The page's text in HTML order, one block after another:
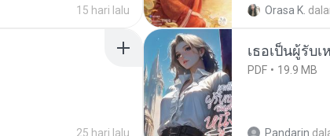
15 hari lalu Orasa K.
25 hari lalu
เธอเป็นผู้รับ
PDF 19.9 MB
Pandarin